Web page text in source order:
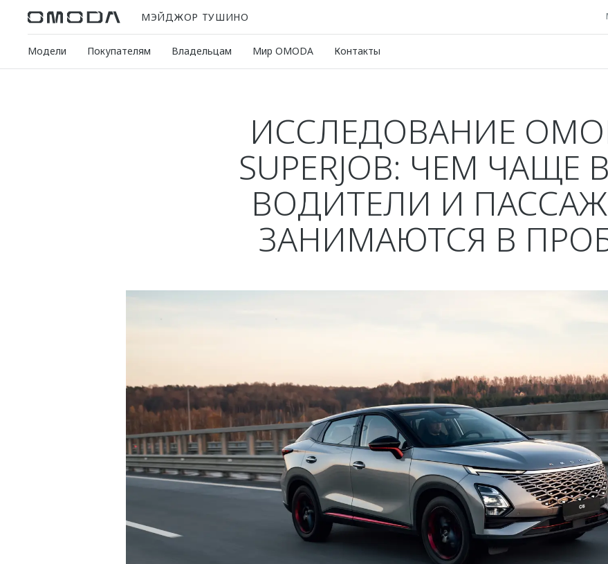
МЭЙДЖОР ТУШИНО
Модели Покупателям Владельцам Мир OMODA Контакты
ИССЛЕДОВАНИЕ
SUPERJOB: ЧЕМ ЧАЩЕ
ВОДИТЕЛИ И
ЗАНИМАЮТСЯ В